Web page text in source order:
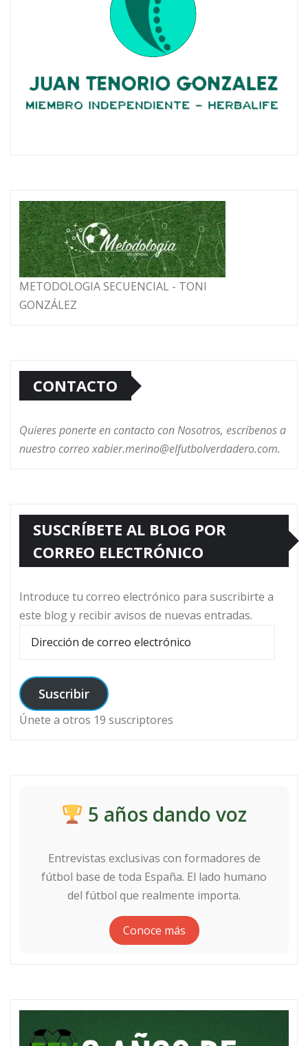
METODOLOGIA SECUENCIAL - TONI
GONZÁLEZ
CONTACTO
Quieres ponerte en contacto con Nosotros, escríbenos a
nuestro correo xabier.merino@elfutbolverdadero.com.
SUSCRÍBETE AL BLOG POR
CORREO ELECTRÓNICO
Introduce tu correo electrónico para suscribirte a
este blog y recibir avisos de nuevas entradas.
electrónico
Suscribir
Únete a otros 19 suscriptores
5 años dando voz
Entrevistas exclusivas con formadores de
fútbol base de toda España. El lado humano
del fútbol que realmente importa.
Conoce más